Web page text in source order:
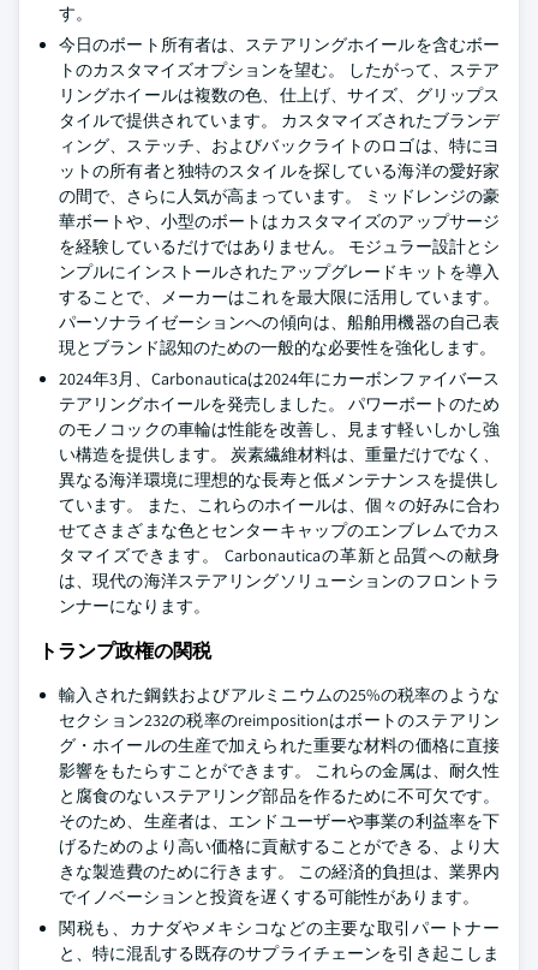
す。
今日のボート所有者は、ステアリングホイールを含むボー
トのカスタマイズオプションを望む。 したがって、ステア
リングホイールは複数の色、仕上げ、サイズ、グリップス
タイルで提供されています。 カスタマイズされたブランデ
ィング、ステッチ、およびバックライトのロゴは、特にヨ
ットの所有者と独特のスタイルを探している海洋の愛好家
の間で、さらに人気が高まっています。 ミッドレンジの豪
華ボートや、小型のボートはカスタマイズのアップサージ
を経験しているだけではありません。 モジュラー設計とシ
ンプルにインストールされたアップグレードキットを導入
することで、メーカーはこれを最大限に活用しています。
パーソナライゼーションへの傾向は、船舶用機器の自己表
現とブランド認知のための一般的な必要性を強化します。
2024年3月、Carbonauticaは2024年にカーボンファイバース
テアリングホイールを発売しました。 パワーボートのため
のモノコックの車輪は性能を改善し、見ます軽いしかし強
い構造を提供します。 炭素繊維材料は、重量だけでなく、
異なる海洋環境に理想的な長寿と低メンテナンスを提供し
ています。 また、これらのホイールは、個々の好みに合わ
せてさまざまな色とセンターキャップのエンブレムでカス
タマイズできます。 Carbonauticaの革新と品質への献身
は、現代の海洋ステアリングソリューションのフロントラ
ンナーになります。
トランプ政権の関税
輸入された鋼鉄およびアルミニウムの25%の税率のような
セクション232の税率のreimpositionはボートのステアリン
グ・ホイールの生産で加えられた重要な材料の価格に直接
影響をもたらすことができます。 これらの金属は、耐久性
と腐食のないステアリング部品を作るために不可欠です。
そのため、生産者は、エンドユーザーや事業の利益率を下
げるためのより高い価格に貢献することができる、より大
きな製造費のために行きます。 この経済的負担は、業界内
でイノベーションと投資を遅くする可能性があります。
関税も、カナダやメキシコなどの主要な取引パートナー
と、特に混乱する既存のサプライチェーンを引き起こしま